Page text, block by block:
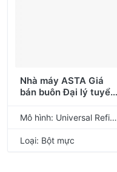
Nhà máy ASTA Giá
bán buôn Đại lý tuyển
thích số lượng lớn
E120 E230 E250 E260
Mô hình: Universal Refill Toner Powder
Loại: Bột mực